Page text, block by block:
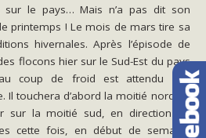
sur le pays… Mais n’a pas dit son
printemps ! Le mois de mars tire sa
hivernales. Après l’épisode de
flocons hier sur le Sud-Est du pays
coup de froid est attendu dès
. Il touchera d’abord la moitié nord du
sur la moitié sud, en direction de
cette fois, en début de semaine